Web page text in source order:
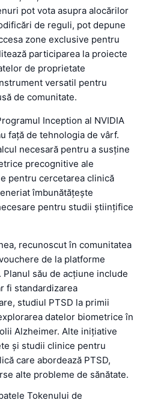
pot vota asupra alocărilor
de reguli, pot depune
zone exclusive pentru
participarea la proiecte
de proprietate
versatil pentru
de comunitate.
Inception al NVIDIA
față de tehnologia de vârf.
necesară pentru a susține
precognitive ale
pentru cercetarea clinică
îmbunătățește
pentru studii științifice
recunoscut în comunitatea
de la platforme
său de acțiune include
fi standardizarea
studiul PTSD la primii
datelor biometrice în
Alzheimer. Alte inițiative
și studii clinice pentru
care abordează PTSD,
alte probleme de sănătate.
Tokenului de